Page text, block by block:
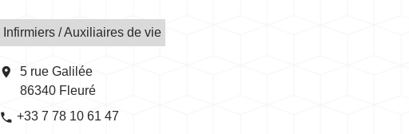
Infirmiers / Auxiliaires de vie
location_on
5 rue Galilée
86340 Fleuré
phone +33 7 78 10 61 47